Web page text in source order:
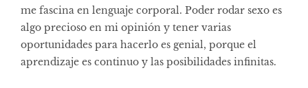
me fascina en lenguaje corporal. Poder rodar sexo es
algo precioso en mi opinión y tener varias
oportunidades para hacerlo es genial, porque el
aprendizaje es continuo y las posibilidades infinitas.